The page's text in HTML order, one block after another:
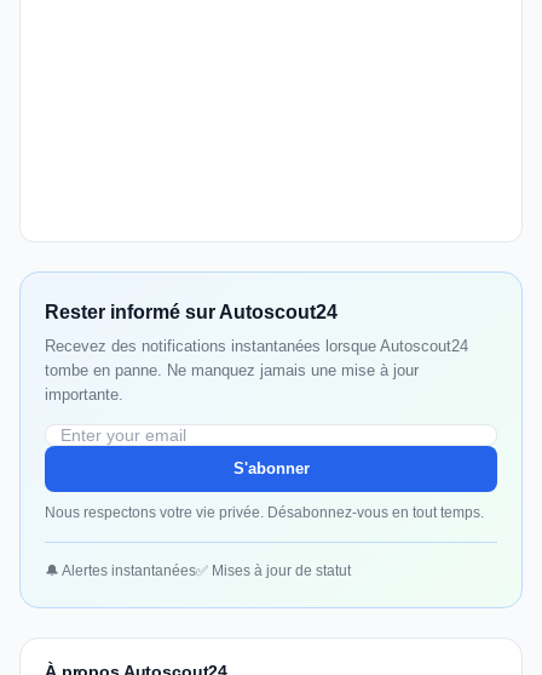
Rester informé sur Autoscout24
Recevez des notifications instantanées lorsque Autoscout24
tombe en panne. Ne manquez jamais une mise à jour
importante.
S'abonner
Nous respectons votre vie privée. Désabonnez-vous en tout temps.
🔔 Alertes instantanées✅ Mises à jour de statut